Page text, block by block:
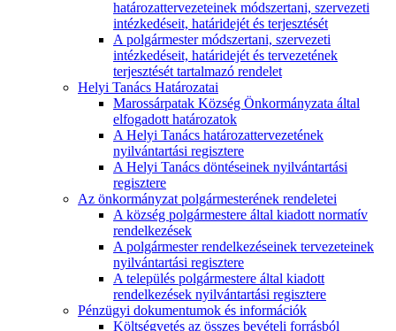
határozattervezeteinek módszertani, szervezeti
intézkedéseit, határidejét és terjesztését
A polgármester módszertani, szervezeti
intézkedéseit, határidejét és tervezetének
terjesztését tartalmazó rendelet
Helyi Tanács Határozatai
Marossárpatak Község Önkormányzata által
elfogadott határozatok
A Helyi Tanács határozattervezetének
nyilvántartási regisztere
A Helyi Tanács döntéseinek nyilvántartási
regisztere
Az önkormányzat polgármesterének rendeletei
A község polgármestere által kiadott normatív
rendelkezések
A polgármester rendelkezéseinek tervezeteinek
nyilvántartási regisztere
A település polgármestere által kiadott
rendelkezések nyilvántartási regisztere
Pénzügyi dokumentumok és információk
Költségvetés az összes bevételi forrásból